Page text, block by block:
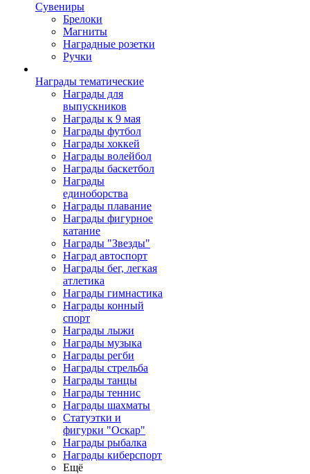
Сувениры
Брелоки
Магниты
Наградные розетки
Ручки
Награды тематические
Награды для
выпускников
Награды к 9 мая
Награды футбол
Награды хоккей
Награды волейбол
Награды баскетбол
Награды
единоборства
Награды плавание
Награды фигурное
катание
Награды "Звезды"
Наград автоспорт
Награды бег, легкая
атлетика
Награды гимнастика
Награды конный
спорт
Награды лыжи
Награды музыка
Награды регби
Награды стрельба
Награды танцы
Награды теннис
Награды шахматы
Статуэтки и
фигурки "Оскар"
Награды рыбалка
Награды киберспорт
Ещё